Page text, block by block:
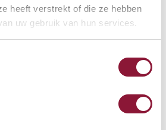
heeft verstrekt of die ze hebben
uw gebruik van hun services.